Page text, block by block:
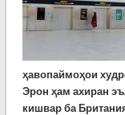
ҳавопаймоҳои
Эрон ҳам ахиран
кишвар ба